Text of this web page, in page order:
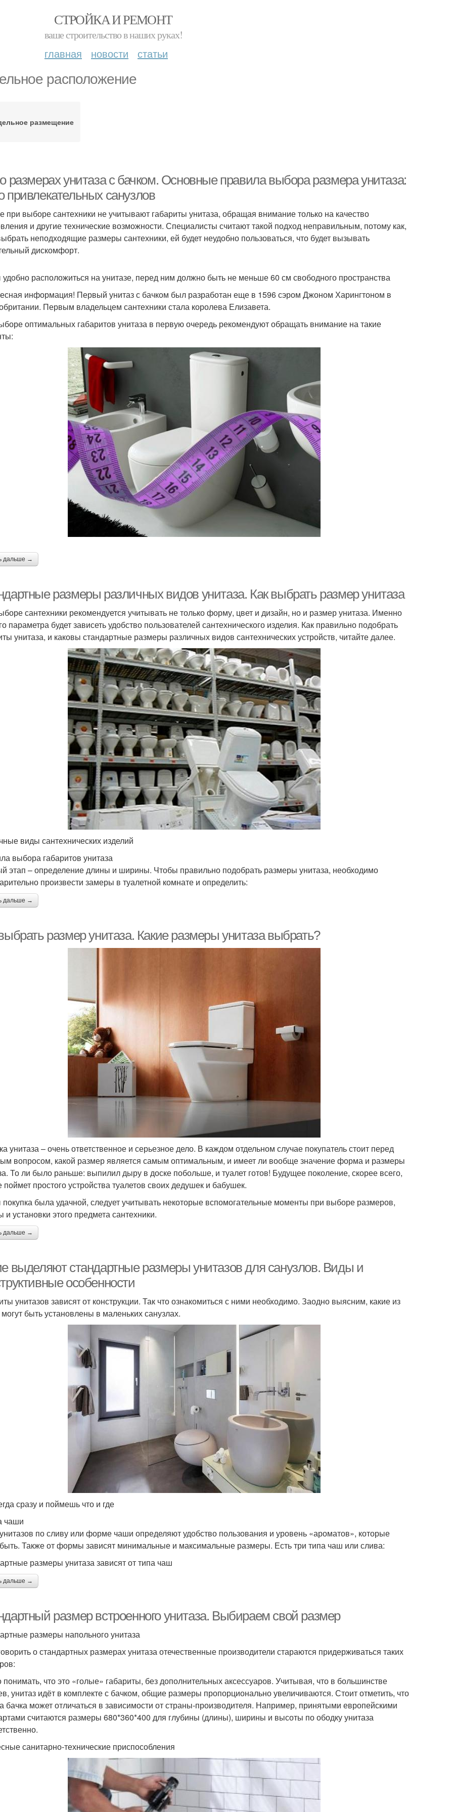
СТРОЙКА И РЕМОНТ
ваше строительство в наших руках!
главная новости статьи
расположение
размещение
размерах унитаза с бачком. Основные правила выбора размера унитаза:
привлекательных санузлов
при выборе сантехники не учитывают габариты унитаза, обращая внимание только на качество
и другие технические возможности. Специалисты считают такой подход неправильным, потому как,
неподходящие размеры сантехники, ей будет неудобно пользоваться, что будет вызывать
дискомфорт.
расположиться на унитазе, перед ним должно быть не меньше 60 см свободного пространства
информация! Первый унитаз с бачком был разработан еще в 1596 сэром Джоном Харингтоном в
Первым владельцем сантехники стала королева Елизавета.
оптимальных габаритов унитаза в первую очередь рекомендуют обращать внимание на такие
дальше →
размеры различных видов унитаза. Как выбрать размер унитаза
сантехники рекомендуется учитывать не только форму, цвет и дизайн, но и размер унитаза. Именно
параметра будет зависеть удобство пользователей сантехнического изделия. Как правильно подобрать
унитаза, и каковы стандартные размеры различных видов сантехнических устройств, читайте далее.
виды сантехнических изделий
выбора габаритов унитаза
этап – определение длины и ширины. Чтобы правильно подобрать размеры унитаза, необходимо
произвести замеры в туалетной комнате и определить:
дальше →
размер унитаза. Какие размеры унитаза выбрать?
унитаза – очень ответственное и серьезное дело. В каждом отдельном случае покупатель стоит перед
вопросом, какой размер является самым оптимальным, и имеет ли вообще значение форма и размеры
То ли было раньше: выпилил дыру в доске побольше, и туалет готов! Будущее поколение, скорее всего,
поймет простого устройства туалетов своих дедушек и бабушек.
была удачной, следует учитывать некоторые вспомогательные моменты при выборе размеров,
установки этого предмета сантехники.
дальше →
выделяют стандартные размеры унитазов для санузлов. Виды и
особенности
унитазов зависят от конструкции. Так что ознакомиться с ними необходимо. Заодно выясним, какие из
быть установлены в маленьких санузлах.
сразу и поймешь что и где
чаши
по сливу или форме чаши определяют удобство пользования и уровень «ароматов», которые
Также от формы зависят минимальные и максимальные размеры. Есть три типа чаш или слива:
размеры унитаза зависят от типа чаш
дальше →
размер встроенного унитаза. Выбираем свой размер
размеры напольного унитаза
о стандартных размерах унитаза отечественные производители стараются придерживаться таких
что это «голые» габариты, без дополнительных аксессуаров. Учитывая, что в большинстве
унитаз идёт в комплекте с бачком, общие размеры пропорционально увеличиваются. Стоит отметить, что
бачка может отличаться в зависимости от страны-производителя. Например, принятыми европейскими
считаются размеры 680*360*400 для глубины (длины), ширины и высоты по ободку унитаза
санитарно-технические приспособления